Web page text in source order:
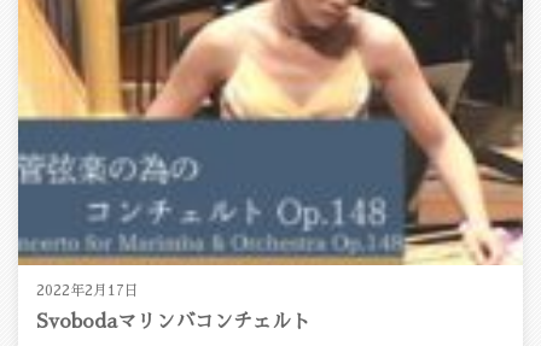
2022年2月17日
Svobodaマリンバコンチェルト